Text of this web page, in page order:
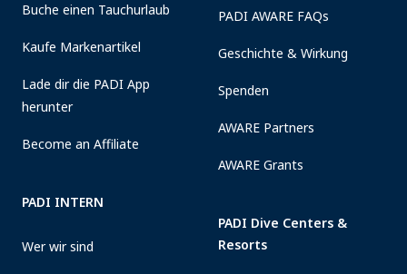
Buche einen Tauchurlaub
Kaufe Markenartikel
Lade dir die PADI App
herunter
Become an Affiliate
PADI INTERN
Wer wir sind
PADI AWARE FAQs
Geschichte & Wirkung
Spenden
AWARE Partners
AWARE Grants
PADI Dive Centers &
Resorts